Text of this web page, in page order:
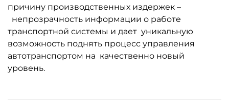
причину производственных издержек –
непрозрачность информации о работе
транспортной системы и дает уникальную
возможность поднять процесс управления
автотранспортом на качественно новый
уровень.